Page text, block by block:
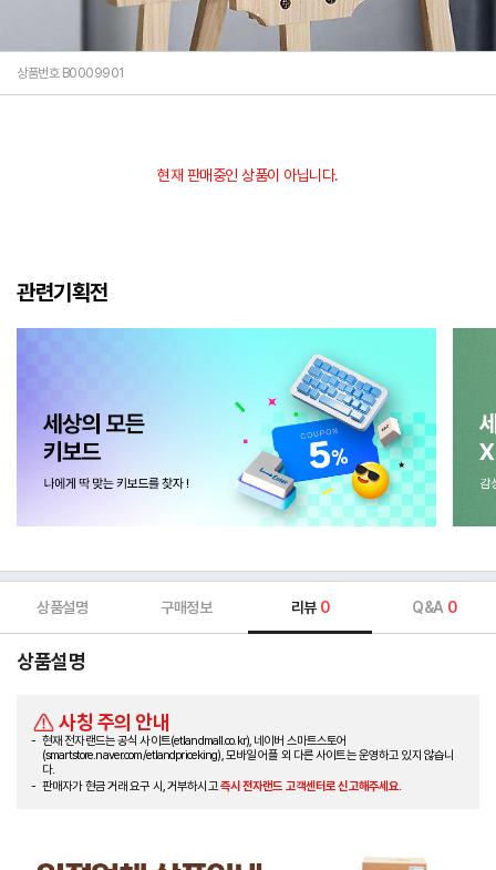
상품번호 B0009901
현재 판매중인 상품이 아닙니다.
관련기획전
상품설명 구매정보 리뷰 0 Q&A 0
상품설명
사칭 주의 안내
현재 전자랜드는 공식 사이트(etlandmall.co.kr), 네이버 스마트스토어
(smartstore.naver.com/etlandpriceking), 모바일 어플 외 다른 사이트는 운영하고 있지 않습니
다.
판매자가 현금 거래 요구 시, 거부하시고즉시 전자랜드 고객센터로 신고해주세요.